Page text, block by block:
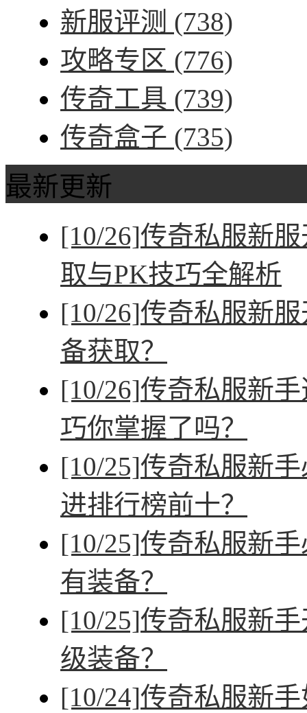
新服评测 (738)
攻略专区 (776)
传奇工具 (739)
传奇盒子 (735)
最新更新
[10/26]传奇私服新
取与PK技巧全解析
[10/26]传奇私服新
备获取？
[10/26]传奇私服新
巧你掌握了吗？
[10/25]传奇私服新
进排行榜前十？
[10/25]传奇私服新
有装备？
[10/25]传奇私服新
级装备？
[10/24]传奇私服新